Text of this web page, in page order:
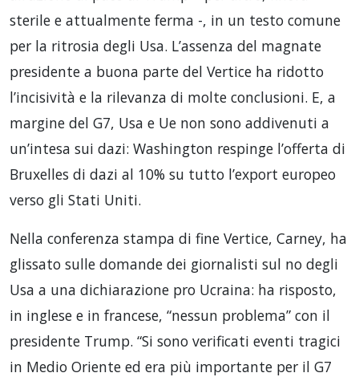
sterile e attualmente ferma -, in un testo comune
per la ritrosia degli Usa. L’assenza del magnate
presidente a buona parte del Vertice ha ridotto
l’incisività e la rilevanza di molte conclusioni. E, a
margine del G7, Usa e Ue non sono addivenuti a
un’intesa sui dazi: Washington respinge l’offerta di
Bruxelles di dazi al 10% su tutto l’export europeo
verso gli Stati Uniti.
Nella conferenza stampa di fine Vertice, Carney, ha
glissato sulle domande dei giornalisti sul no degli
Usa a una dichiarazione pro Ucraina: ha risposto,
in inglese e in francese, “nessun problema” con il
presidente Trump. “Si sono verificati eventi tragici
in Medio Oriente ed era più importante per il G7